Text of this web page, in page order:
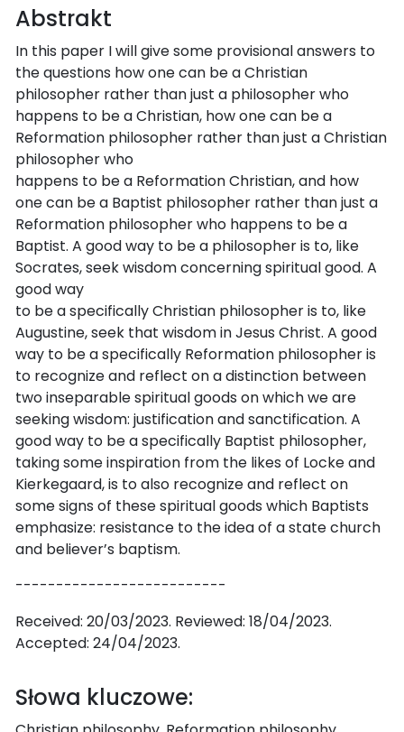
Abstrakt
In this paper I will give some provisional answers to
the questions how one can be a Christian
philosopher rather than just a philosopher who
happens to be a Christian, how one can be a
Reformation philosopher rather than just a Christian
philosopher who
happens to be a Reformation Christian, and how
one can be a Baptist philosopher rather than just a
Reformation philosopher who happens to be a
Baptist. A good way to be a philosopher is to, like
Socrates, seek wisdom concerning spiritual good. A
good way
to be a specifically Christian philosopher is to, like
Augustine, seek that wisdom in Jesus Christ. A good
way to be a specifically Reformation philosopher is
to recognize and reflect on a distinction between
two inseparable spiritual goods on which we are
seeking wisdom: justification and sanctification. A
good way to be a specifically Baptist philosopher,
taking some inspiration from the likes of Locke and
Kierkegaard, is to also recognize and reflect on
some signs of these spiritual goods which Baptists
emphasize: resistance to the idea of a state church
and believer’s baptism.
--------------------------
Received: 20/03/2023. Reviewed: 18/04/2023.
Accepted: 24/04/2023.
Słowa kluczowe: